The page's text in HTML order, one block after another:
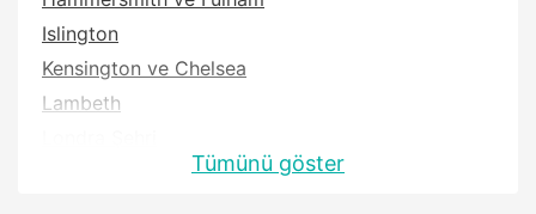
Islington
Kensington ve Chelsea
Lambeth
Tümünü göster